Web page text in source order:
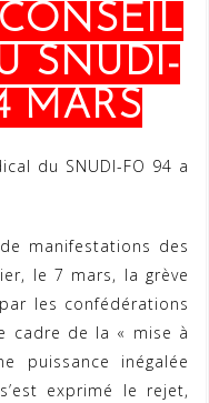
SNUDI-
MARS
du SNUDI-FO 94 a
manifestations des
le 7 mars, la grève
les confédérations
cadre de la « mise à
puissance inégalée
exprimé le rejet,